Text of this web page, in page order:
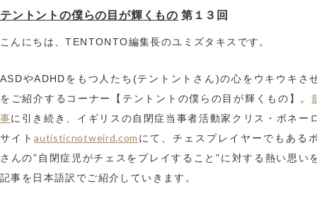
テントントの僕らの目が輝くもの 第１３回
こんにちは、TENTONTO編集長のユミズタキスです。
ASDやADHDをもつ人たち(テントントさん)の心をウキウキさ
をご紹介するコーナー【テントントの僕らの目が輝くもの】。
事に引き続き、イギリスの自閉症当事者活動家クリス・ボネー
サイトautisticnotweird.com にて、チェスプレイヤーでもある
さんの”自閉症児がチェスをプレイすること”に対する熱い思い
記事を日本語訳でご紹介していきます。